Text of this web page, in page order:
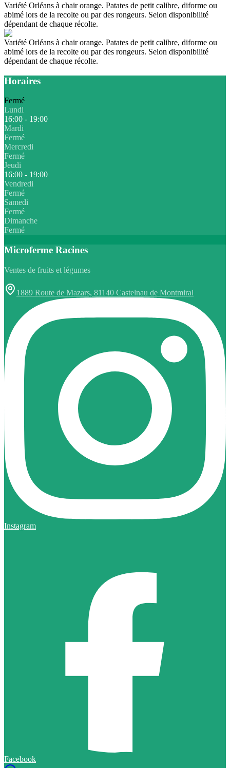
Variété Orléans à chair orange. Patates de petit calibre, diforme ou
abimé lors de la recolte ou par des rongeurs. Selon disponibilité
dépendant de chaque récolte.
Variété Orléans à chair orange. Patates de petit calibre, diforme ou
abimé lors de la recolte ou par des rongeurs. Selon disponibilité
dépendant de chaque récolte.
Horaires
Fermé
Lundi
16:00 - 19:00
Mardi
Fermé
Mercredi
Fermé
Jeudi
16:00 - 19:00
Vendredi
Fermé
Samedi
Fermé
Dimanche
Fermé
Microferme Racines
Ventes de fruits et légumes
1889 Route de Mazars, 81140 Castelnau de Montmiral
Instagram
Facebook